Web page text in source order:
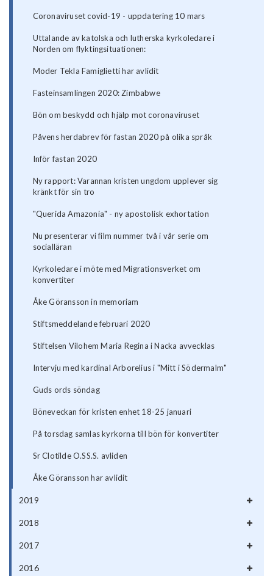
Coronaviruset covid-19 - uppdatering 10 mars
Uttalande av katolska och lutherska kyrkoledare i
Norden om flyktingsituationen:
Moder Tekla Famiglietti har avlidit
Fasteinsamlingen 2020: Zimbabwe
Bön om beskydd och hjälp mot coronaviruset
Påvens herdabrev för fastan 2020 på olika språk
Inför fastan 2020
Ny rapport: Varannan kristen ungdom upplever sig
kränkt för sin tro
"Querida Amazonia" - ny apostolisk exhortation
Nu presenterar vi film nummer två i vår serie om
socialläran
Kyrkoledare i möte med Migrationsverket om
konvertiter
Åke Göransson in memoriam
Stiftsmeddelande februari 2020
Stiftelsen Vilohem Maria Regina i Nacka avvecklas
Intervju med kardinal Arborelius i "Mitt i Södermalm"
Guds ords söndag
Böneveckan för kristen enhet 18-25 januari
På torsdag samlas kyrkorna till bön för konvertiter
Sr Clotilde O.SS.S. avliden
Åke Göransson har avlidit
2019
2018
2017
2016